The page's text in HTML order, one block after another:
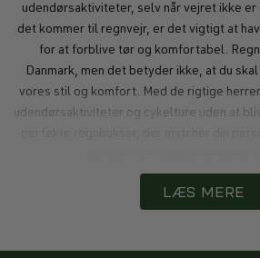
udendørsaktiviteter, selv når vejret ikke
det kommer til regnvejr, er det vigtigt at
for at forblive tør og komfortabel.
Danmark, men det betyder ikke, at du
vores stil og komfort. Med de rigtige
udendørsaktiviteter og cykelture uden at
FUNKTIONELLE
LÆS MERE